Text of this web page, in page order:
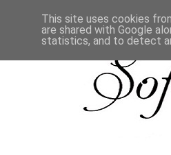
This site uses cookies
are shared with Google
statistics, and to detect